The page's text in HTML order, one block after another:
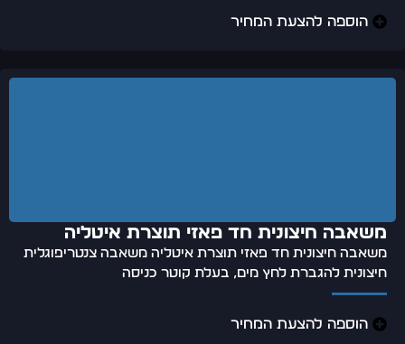
הוספה להצעת המחיר
משאבה חיצונית חד פאזי תוצרת איטליה
משאבה חיצונית חד פאזי תוצרת איטליה משאבה צנטריפוגלית
חיצונית להגברת לחץ מים, בעלת קוטר כניסה
הוספה להצעת המחיר